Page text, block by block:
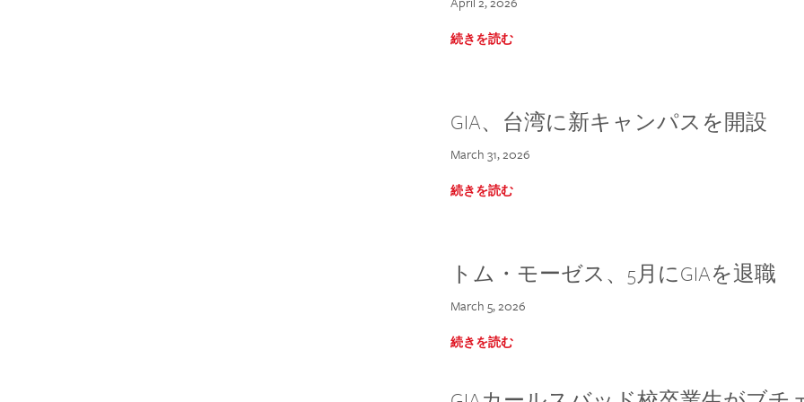
続きを読む
GIA、台湾に新キャンパスを開設
March 31, 2026
続きを読む
トム・モーゼス、5月にGIAを退職
March 5, 2026
続きを読む